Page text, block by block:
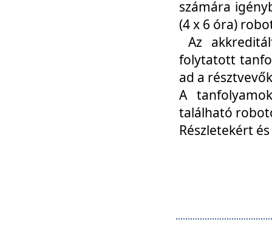
számára
(4 x 6 óra)
Az
folytatott
ad a
A
található
Részletekért